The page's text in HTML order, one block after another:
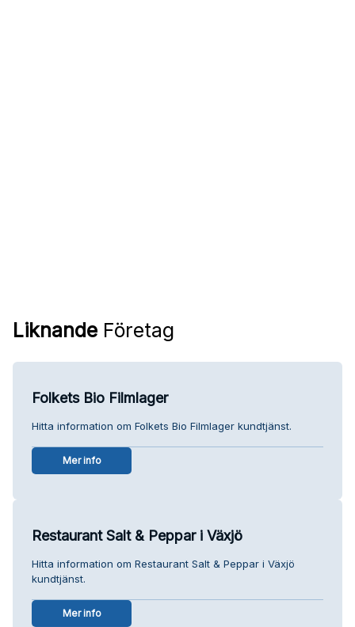
Liknande Företag
Folkets Bio Filmlager
Hitta information om Folkets Bio Filmlager kundtjänst.
Mer info
Restaurant Salt & Peppar i Växjö
Hitta information om Restaurant Salt & Peppar i Växjö
kundtjänst.
Mer info